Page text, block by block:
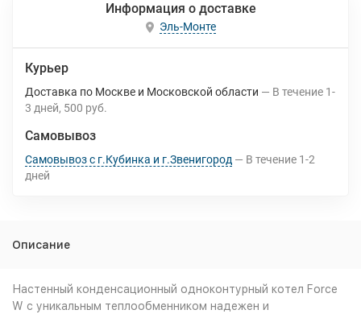
Информация о доставке
Эль-Монте
Курьер
Доставка по Москве и Московской области В течение 1-
3 дней 500 руб.
Самовывоз
Самовывоз с г.Кубинка и г.Звенигород В течение 1-2
дней
Описание
Настенный конденсационный одноконтурный котел Force
W с уникальным теплообменником надежен и